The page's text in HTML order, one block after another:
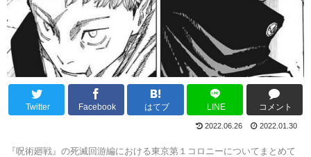
Twitter Facebook はてブ LINE コメント
2022.06.26 2022.01.30
『呪術廻戦』の死滅回游編における東京第１コロニーについてまとめて